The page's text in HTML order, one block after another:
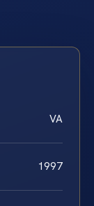
VA
1997